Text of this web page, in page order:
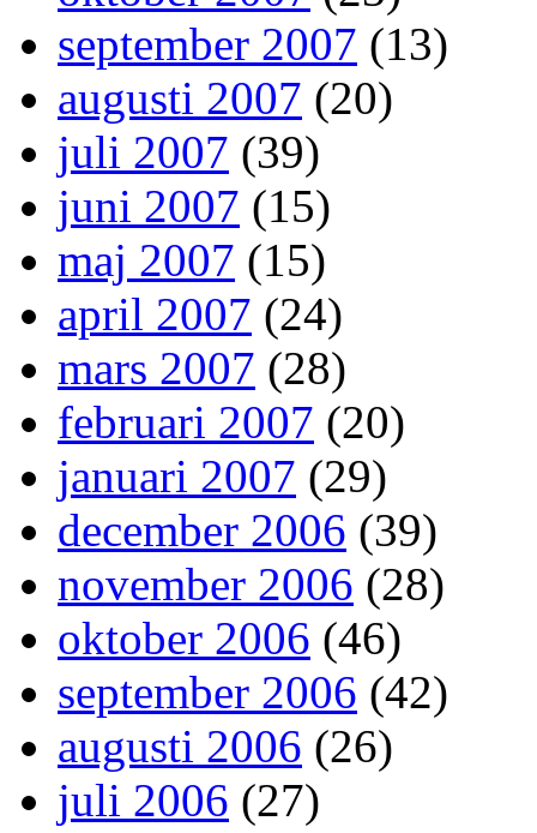
september 2007 (13)
augusti 2007 (20)
juli 2007 (39)
juni 2007 (15)
maj 2007 (15)
april 2007 (24)
mars 2007 (28)
februari 2007 (20)
januari 2007 (29)
december 2006 (39)
november 2006 (28)
oktober 2006 (46)
september 2006 (42)
augusti 2006 (26)
juli 2006 (27)